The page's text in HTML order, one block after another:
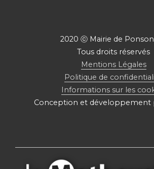
2020 ⓒ Mairie de
Tous droits réservés
Mentions Légales
Politique de
Informations sur les
Conception et développement